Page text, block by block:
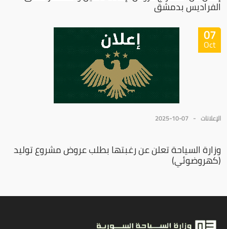
الفراديس بدمشق
07
Oct
الإعلانات 2025-10-07
وزارة السياحة تعلن عن رغبتها بطلب عروض مشروع توليد
(كهروضوئي)